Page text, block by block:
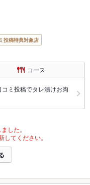
投稿特典対象店
コース
コミ投稿でタレ漬けお肉
した。
てください。